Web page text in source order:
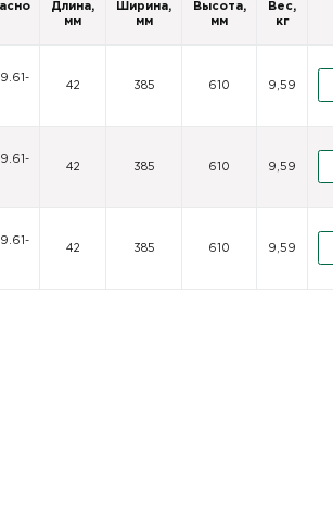
Длина,
мм
Ширина,
мм
Высота,
мм
Вес,
кг
42 385 610 9,59
42 385 610 9,59
42 385 610 9,59